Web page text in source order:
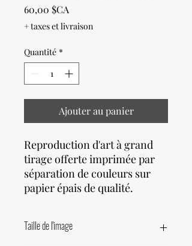
60,00 $CA
+ taxes et livraison
Quantité *
Ajouter au panier
Reproduction d'art à grand
tirage offerte imprimée par
séparation de couleurs sur
papier épais de qualité.
Taille de l'image